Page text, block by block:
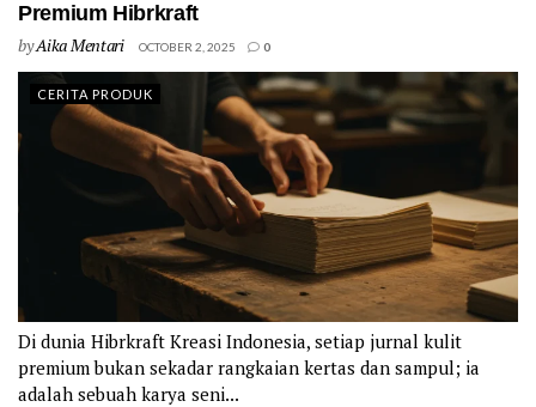
Premium Hibrkraft
byAika Mentari OCTOBER 2, 2025 0
CERITA PRODUK
Di dunia Hibrkraft Kreasi Indonesia, setiap jurnal kulit
premium bukan sekadar rangkaian kertas dan sampul; ia
adalah sebuah karya seni...